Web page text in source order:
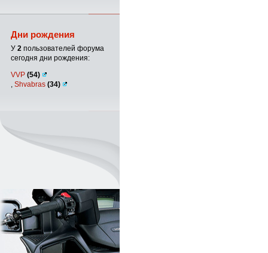
Дни рождения
У 2 пользователей форума
сегодня дни рождения:
VVP (54)
Shvabras (34)